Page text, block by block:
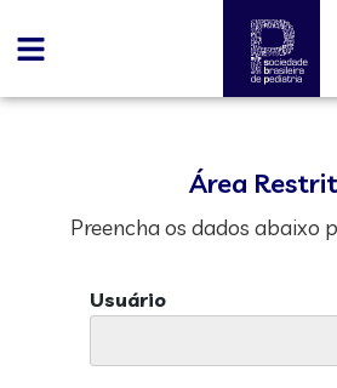
Área
Preencha os dados abaixo
Usuário